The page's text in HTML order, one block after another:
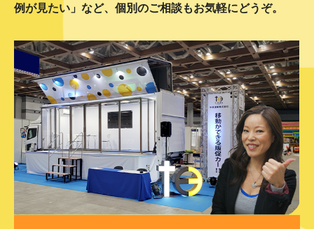
例が見たい」など、個別のご相談もお気軽にどうぞ。